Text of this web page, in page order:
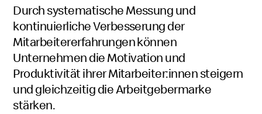
Durch systematische Messung und
kontinuierliche Verbesserung der
Mitarbeitererfahrungen können
Unternehmen die Motivation und
Produktivität ihrer Mitarbeiter:innen steigern
und gleichzeitig die Arbeitgebermarke
stärken.